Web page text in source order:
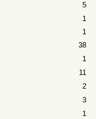
5
1
1
38
1
11
2
3
1